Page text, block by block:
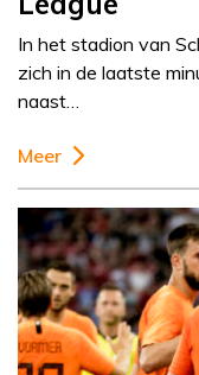
In het stadion van
zich in de laatste
naast…
Meer